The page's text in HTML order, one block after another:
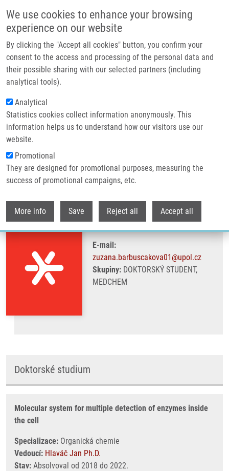
We use cookies to enhance your browsing
experience on our website
By clicking the "Accept all cookies" button, you confirm your
consent to the access and processing of the personal data and
their possible sharing with our selected partners (including
analytical tools).
Analytical
Statistics cookies collect information anonymously. This
information helps us to understand how our visitors use our
website.
Promotional
They are designed for promotional purposes, measuring the
success of promotional campaigns, etc.
More info Save Reject all Accept all
Header image
Drobečková navigace
Domů Barbuščáková Zuzana M.Sc.
Barbuščáková Zuzana M.Sc.
E-mail:
zuzana.barbuscakova01@upol.cz
Skupiny:DOKTORSKÝ STUDENT,
MEDCHEM
Doktorské studium
Molecular system for multiple detection of enzymes inside
the cell
Specializace: Organická chemie
Vedoucí: Hlaváč Jan Ph.D.
Stav: Absolvoval od 2018 do 2022.